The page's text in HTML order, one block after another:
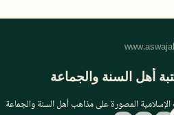
أهل السنة والجماعة
المصورة على مذاهب أهل السنة والجماعة